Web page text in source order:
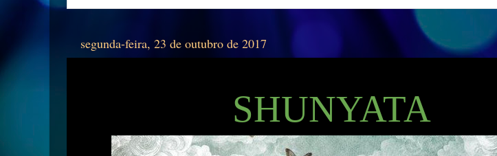
segunda-feira, 23 de outubro de 2017
SHUNYATA